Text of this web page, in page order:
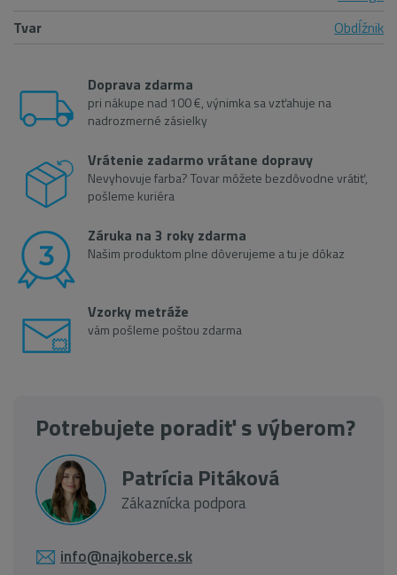
Tvar
Obdĺžnik
Doprava zdarma
pri nákupe nad 100 €, výnimka sa vzťahuje na
nadrozmerné zásielky
Vrátenie zadarmo vrátane dopravy
Nevyhovuje farba? Tovar môžete bezdôvodne vrátiť,
pošleme kuriéra
Záruka na 3 roky zdarma
Našim produktom plne dôverujeme a tu je dôkaz
Vzorky metráže
vám pošleme poštou zdarma
Potrebujete poradiť s výberom?
Patrícia Pitáková
Zákaznícka podpora
info@najkoberce.sk